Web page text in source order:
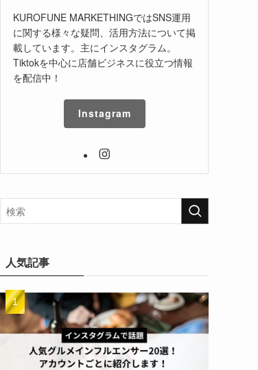
KUROFUNE MARKETHINGではSNS運用
に関する様々な疑問、活用方法について掲
載しています。主にインスタグラム。
Tiktokを中心に店舗ビジネスに役立つ情報
を配信中！
Instagram
人気記事